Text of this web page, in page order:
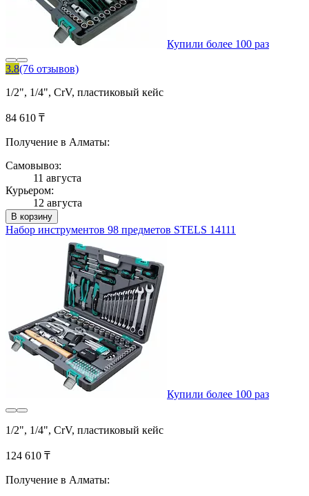
Купили более 100 раз
3.8(76 отзывов)
1/2", 1/4", CrV, пластиковый кейс
84 610 ₸
Получение в Алматы:
Самовывоз:
11 августа
Курьером:
12 августа
В корзину
Набор инструментов 98 предметов STELS 14111
Купили более 100 раз
1/2", 1/4", CrV, пластиковый кейс
124 610 ₸
Получение в Алматы: